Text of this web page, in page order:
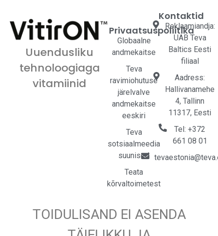
Uuendusliku
tehnoloogiaga
vitamiinid
Privaatsuspoliitika
Globaalne
andmekaitse
Teva
ravimiohutuse
järelvalve
andmekaitse
eeskiri
Teva
sotsiaalmeedia
suunised
Teata
kõrvaltoimetest
Kontaktid
Reklaamiandja:
UAB Teva
Baltics Eesti
filiaal
Aadress:
Hallivanamehe
4, Tallinn
11317, Eesti
Tel: +372
661 08 01
TOIDULISAND EI ASENDA